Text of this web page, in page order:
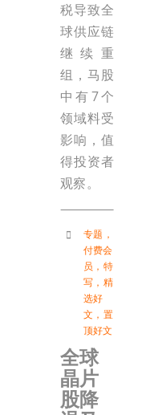
税导致全
球供应链
继续重
组，马股
中有7个
领域料受
影响，值
得投资者
观察。
专题 ，
付费会
员 ， 特
写 ， 精
选好
文 ， 置
顶好文
全球
晶片
股降